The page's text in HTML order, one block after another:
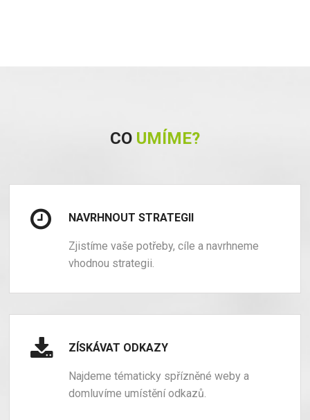
CO UMÍME?
NAVRHNOUT STRATEGII
Zjistíme vaše potřeby, cíle a navrhneme
vhodnou strategii.
ZÍSKÁVAT ODKAZY
Najdeme tématicky spřízněné weby a
domluvíme umístění odkazů.